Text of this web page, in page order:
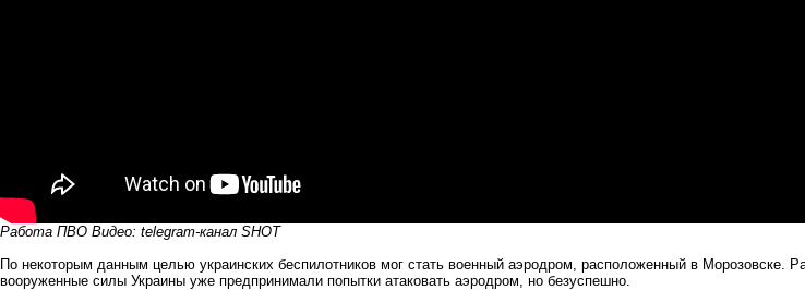
Работа ПВО Видео: telegram-канал SHOT
По некоторым данным целью украинских беспилотников мог стать военный аэродром, расположенный в Морозовске.
вооруженные силы Украины уже предпринимали попытки атаковать аэродром, но безуспешно.